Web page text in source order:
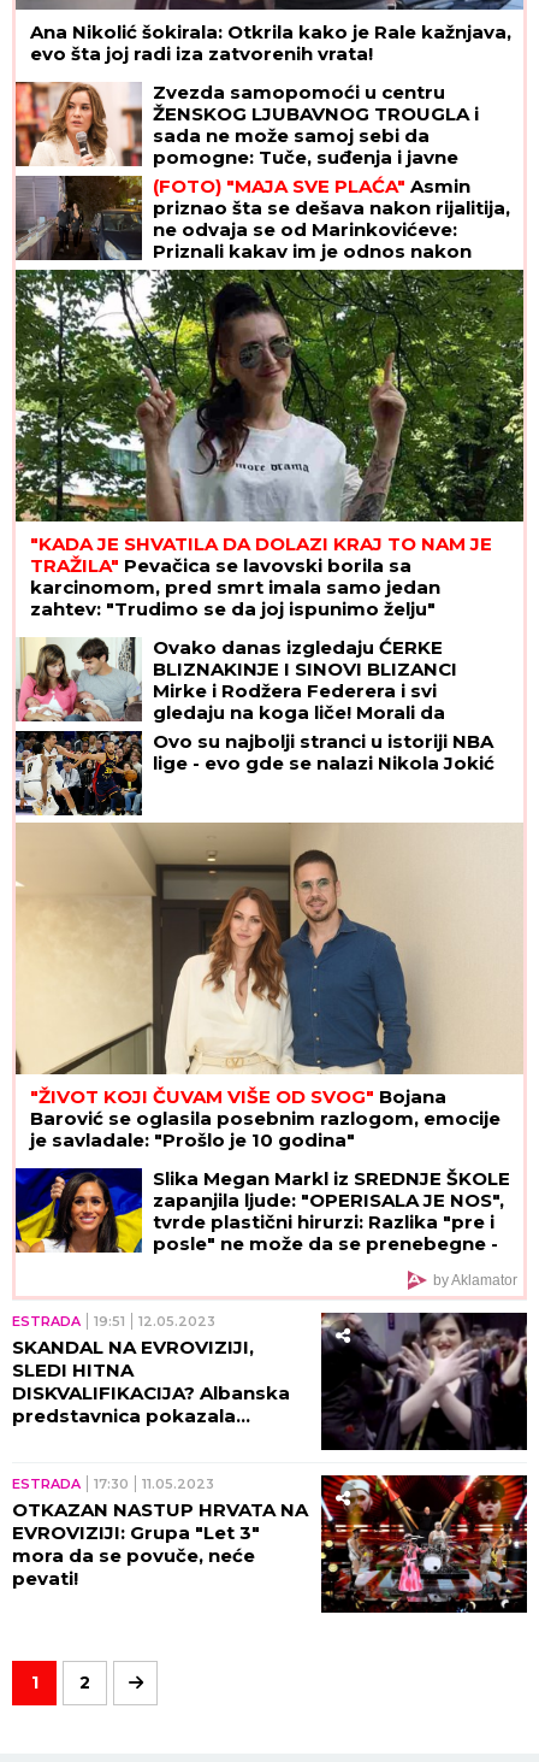
Ana Nikolić šokirala: Otkrila kako je Rale kažnjava,
evo šta joj radi iza zatvorenih vrata!
Zvezda samopomoći u centru
ŽENSKOG LJUBAVNOG TROUGLA i
sada ne može samoj sebi da
pomogne: Tuče, suđenja i javne
optužbe pretvorile karijeru iz snova
u PETPARAČKU SAPUNICU
(FOTO) "MAJA SVE PLAĆA" Asmin
priznao šta se dešava nakon rijalitija,
ne odvaja se od Marinkovićeve:
Priznali kakav im je odnos nakon
skandala
"KADA JE SHVATILA DA DOLAZI KRAJ TO NAM JE
TRAŽILA" Pevačica se lavovski borila sa
karcinomom, pred smrt imala samo jedan
zahtev: "Trudimo se da joj ispunimo želju"
Ovako danas izgledaju ĆERKE
BLIZNAKINJE I SINOVI BLIZANCI
Mirke i Rodžera Federera i svi
gledaju na koga liče! Morali da
zarađuju DŽEPERAC iako im je otac
milijarder: "Neka znaju da novac ne
pada sa neba"
Ovo su najbolji stranci u istoriji NBA
lige - evo gde se nalazi Nikola Jokić
"ŽIVOT KOJI ČUVAM VIŠE OD SVOG" Bojana
Barović se oglasila posebnim razlogom, emocije
je savladale: "Prošlo je 10 godina"
Slika Megan Markl iz SREDNJE ŠKOLE
zapanjila ljude: "OPERISALA JE NOS",
tvrde plastični hirurzi: Razlika "pre i
posle" ne može da se prenebegne -
by Aklamator
ESTRADA 19:51 12.05.2023
SKANDAL NA EVROVIZIJI,
SLEDI HITNA
DISKVALIFIKACIJA? Albanska
predstavnica pokazala
ESTRADA 17:30 11.05.2023
OTKAZAN NASTUP HRVATA NA
EVROVIZIJI: Grupa "Let 3"
mora da se povuče, neće
pevati!
1 2